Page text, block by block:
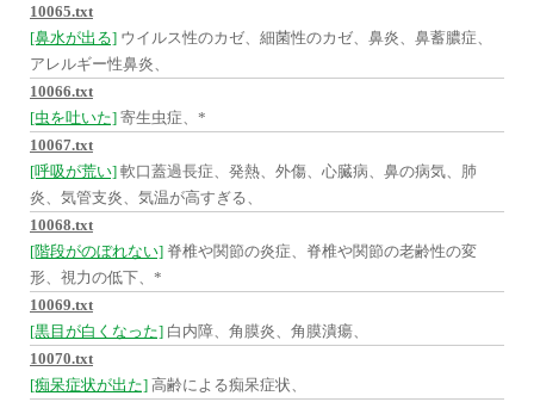
10065.txt
[鼻水が出る] ウイルス性のカゼ、細菌性のカゼ、鼻炎、鼻蓄膿症、
アレルギー性鼻炎、
10066.txt
[虫を吐いた] 寄生虫症、*
10067.txt
[呼吸が荒い] 軟口蓋過長症、発熱、外傷、心臓病、鼻の病気、肺
炎、気管支炎、気温が高すぎる、
10068.txt
[階段がのぼれない] 脊椎や関節の炎症、脊椎や関節の老齢性の変
形、視力の低下、*
10069.txt
[黒目が白くなった] 白内障、角膜炎、角膜潰瘍、
10070.txt
[痴呆症状が出た] 高齢による痴呆症状、